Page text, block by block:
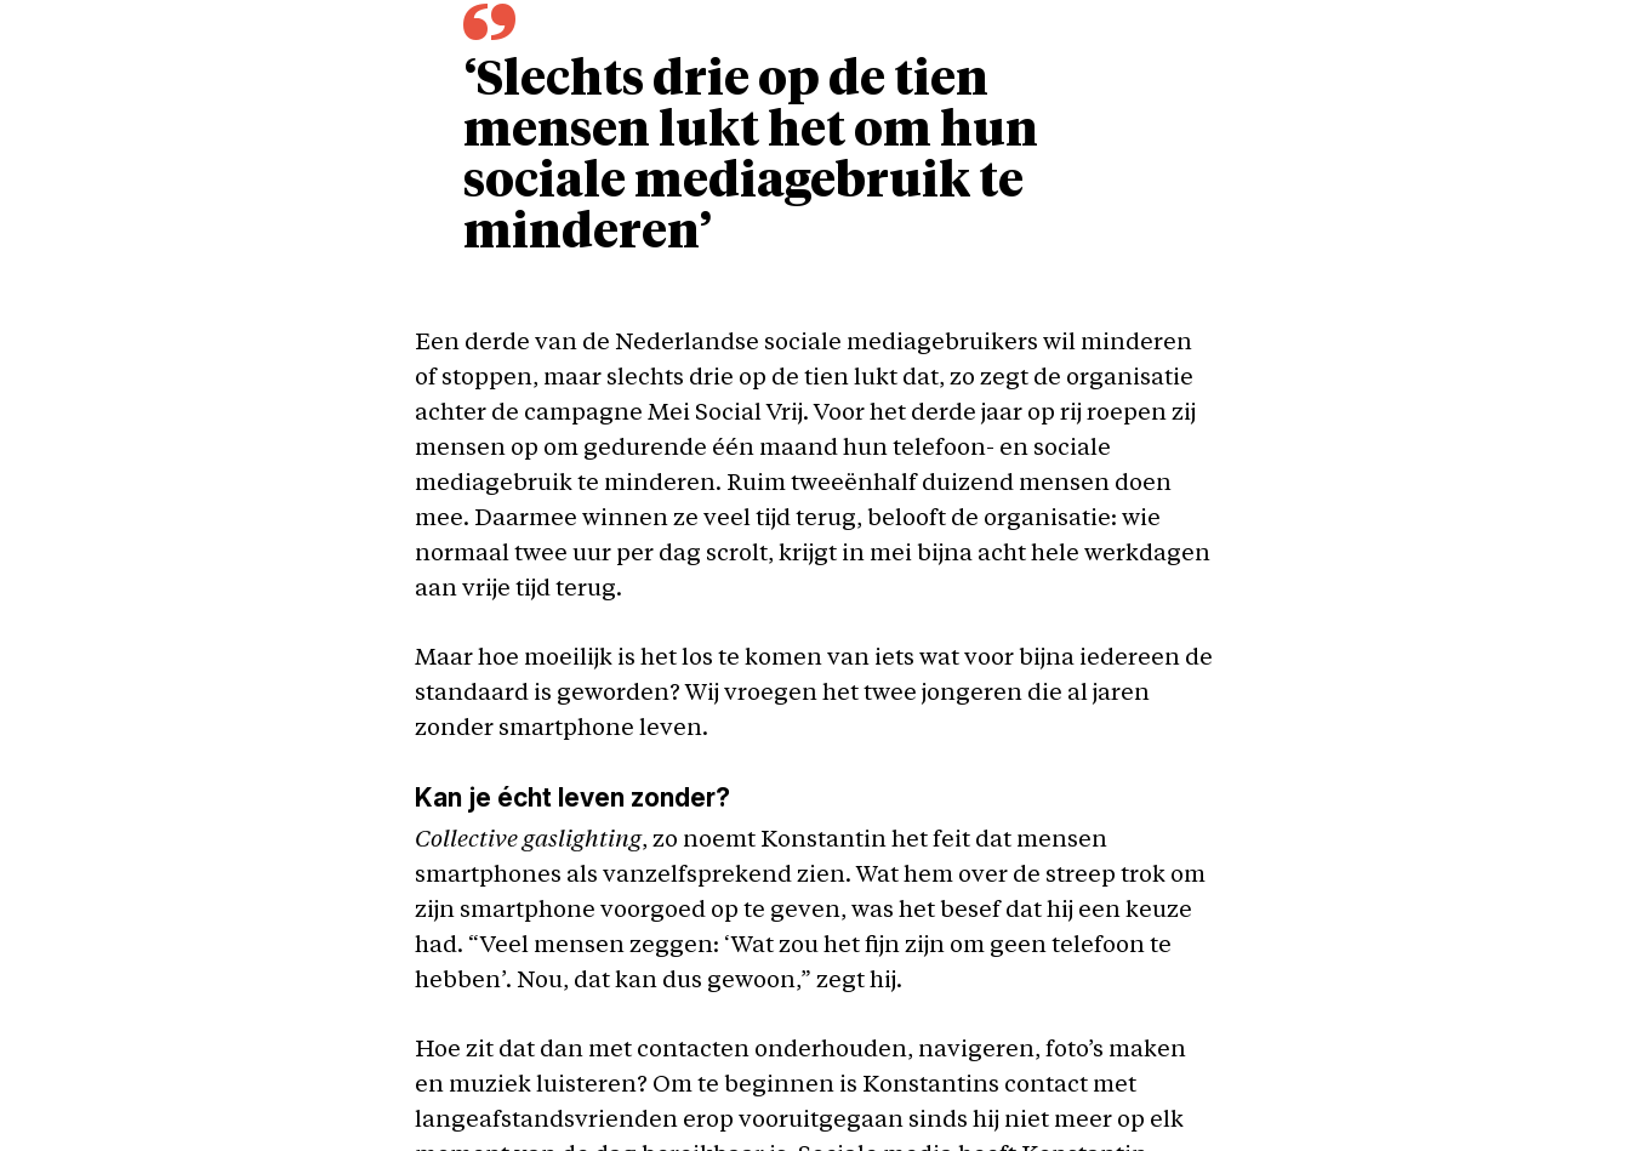
‘Slechts drie op de tien
mensen lukt het om hun
sociale mediagebruik te
minderen’
Een derde van de Nederlandse sociale mediagebruikers wil minderen
of stoppen, maar slechts drie op de tien lukt dat, zo zegt de organisatie
achter de campagne Mei Social Vrij. Voor het derde jaar op rij roepen zij
mensen op om gedurende één maand hun telefoon- en sociale
mediagebruik te minderen. Ruim tweeënhalf duizend mensen doen
mee. Daarmee winnen ze veel tijd terug, belooft de organisatie: wie
normaal twee uur per dag scrolt, krijgt in mei bijna acht hele werkdagen
aan vrije tijd terug.
Maar hoe moeilijk is het los te komen van iets wat voor bijna iedereen de
standaard is geworden? Wij vroegen het twee jongeren die al jaren
zonder smartphone leven.
Kan je écht leven zonder?
Collective gaslighting, zo noemt Konstantin het feit dat mensen
smartphones als vanzelfsprekend zien. Wat hem over de streep trok om
zijn smartphone voorgoed op te geven, was het besef dat hij een keuze
had. “Veel mensen zeggen: ‘Wat zou het fijn zijn om geen telefoon te
hebben’. Nou, dat kan dus gewoon,” zegt hij.
Hoe zit dat dan met contacten onderhouden, navigeren, foto’s maken
en muziek luisteren? Om te beginnen is Konstantins contact met
langeafstandsvrienden erop vooruitgegaan sinds hij niet meer op elk